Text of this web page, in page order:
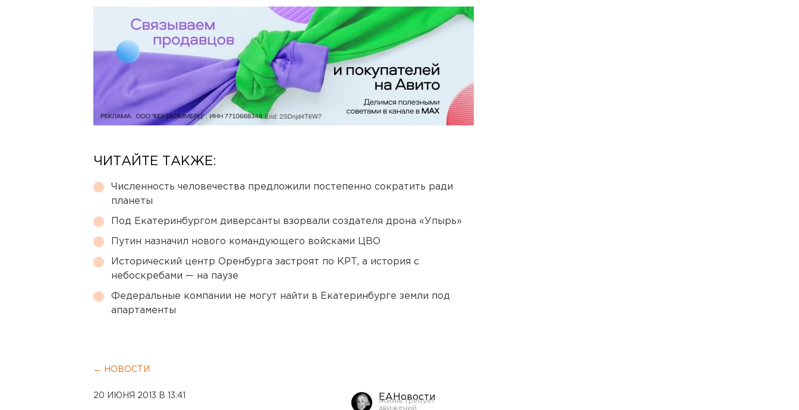
ЧИТАЙТЕ ТАКЖЕ:
Численность человечества предложили постепенно сократить ради
планеты
Под Екатеринбургом диверсанты взорвали создателя дрона «Упырь»
Путин назначил нового командующего войсками ЦВО
Исторический центр Оренбурга застроят по КРТ, а история с
небоскребами — на паузе
Федеральные компании не могут найти в Екатеринбурге земли под
апартаменты
← НОВОСТИ
20 ИЮНЯ 2013 В 13:41 ЕАНовости